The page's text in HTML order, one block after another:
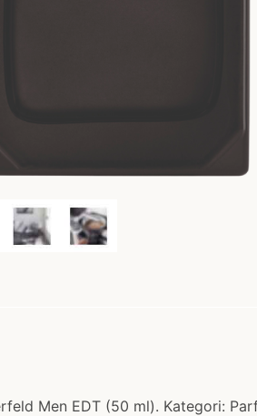
Men EDT (50 ml). Kategori: